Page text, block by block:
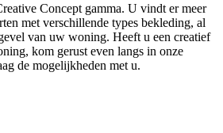
Concept gamma. U vindt er meer
met verschillende types bekleding, al
van uw woning. Heeft u een creatief
kom gerust even langs in onze
de mogelijkheden met u.